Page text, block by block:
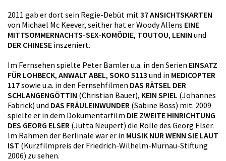
2011 gab er dort sein Regie-Debüt mit 37 ANSICHTSKARTEN
von Michael Mc Keever, seither hat er Woody Allens EINE
MITTSOMMERNACHTS-SEX-KOMÖDIE, TOUTOU, LENIN und
DER CHINESE inszeniert.
Im Fernsehen spielte Peter Bamler u.a. in den Serien EINSATZ
FÜR LOHBECK, ANWALT ABEL, SOKO 5113 und in MEDICOPTER
117sowie u.a. in den Fernsehfilmen DAS RÄTSEL DER
SCHLANGENGÖTTIN (Christian Bauer), KEIN SPIEL (Johannes
Fabrick) und DAS FRÄULEINWUNDER (Sabine Boss) mit. 2009
spielte er in dem Dokumentarfilm DIE ZWEITE HINRICHTUNG
DES GEORG ELSER (Jutta Neupert) die Rolle des Georg Elser.
Im Rahmen der Berlinale war er in MUSIK NUR WENN SIE LAUT
IST (Kurzfilmpreis der Friedrich-Wilhelm-Murnau-Stiftung
2006) zu sehen.